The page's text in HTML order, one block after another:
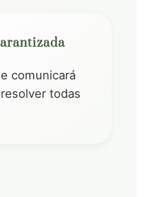
comunicará
todas